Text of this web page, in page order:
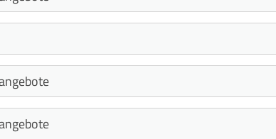
Mitglieder-Service
Alles zur Mitgliedschaft